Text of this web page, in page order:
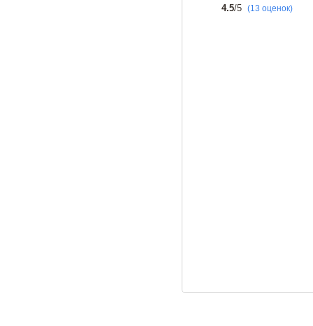
4.5/5 (13 оценок)